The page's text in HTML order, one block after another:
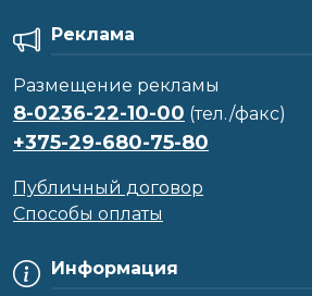
Информация
Реклама
Размещение рекламы
8-0236-22-10-00 (тел./факс)
+375-29-680-75-80
Публичный договор
Способы оплаты